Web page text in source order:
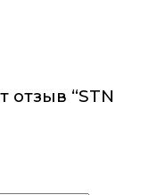
отзыв “STN